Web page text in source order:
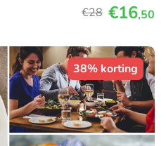
€28 €16,50
38% korting